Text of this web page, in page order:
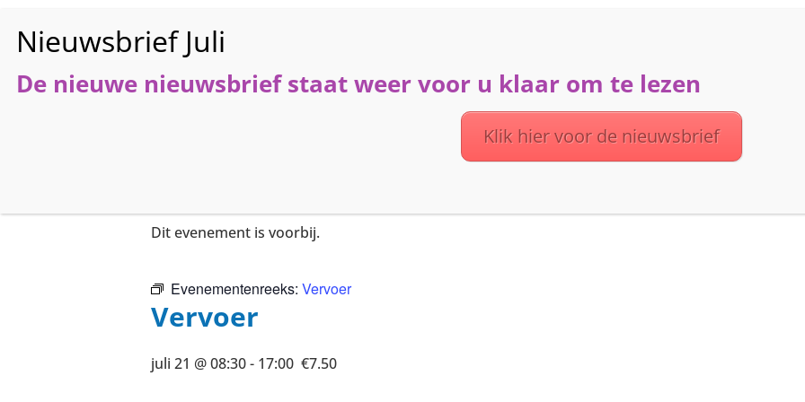
HOME ACTIVITEITEN DIENSTEN OVER UVV
Dit evenement is voorbij.
Evenementenreeks: Vervoer
Vervoer
juli 21 @ 08:30- 17:00 €7.50
De nieuwe nieuwsbrief staat weer voor u klaar om te lezen
Klik hier voor de nieuwsbrief